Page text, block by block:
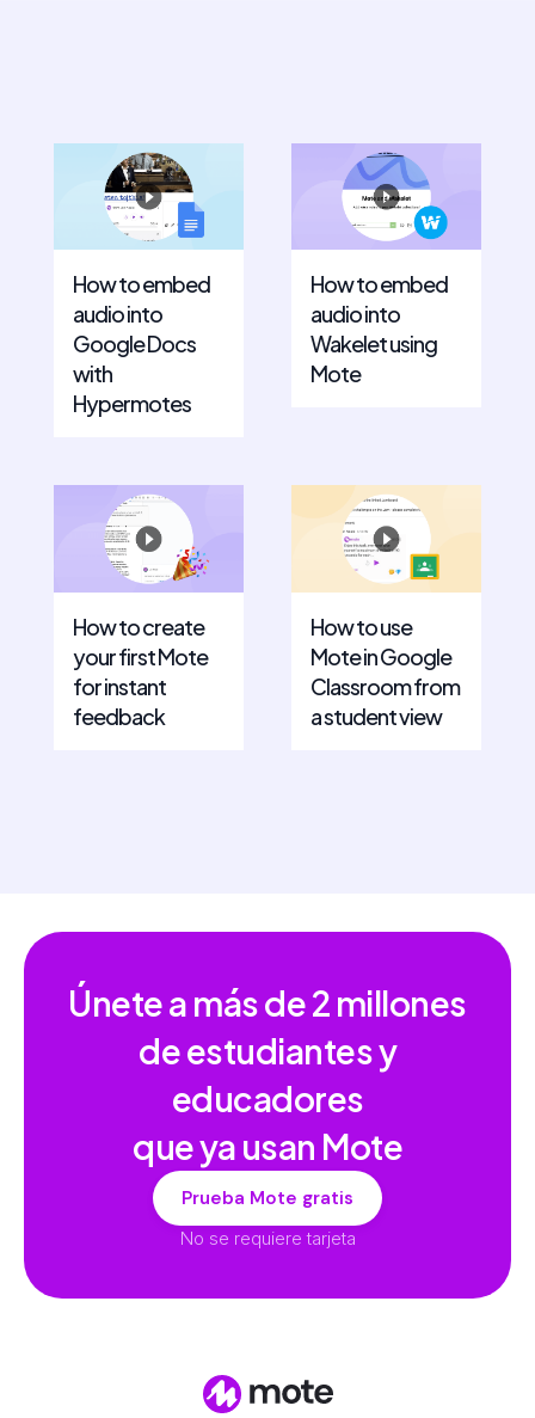
How to embed
audio into
Google Docs
with
Hypermotes
How to embed
audio into
Wakelet using
Mote
How to create
your first Mote
for instant
feedback
How to use
Mote in Google
Classroom from
a student view
Únete a más de2 millones
de estudiantes y
educadores
que ya usan Mote
Prueba Mote gratis
No se requiere tarjeta